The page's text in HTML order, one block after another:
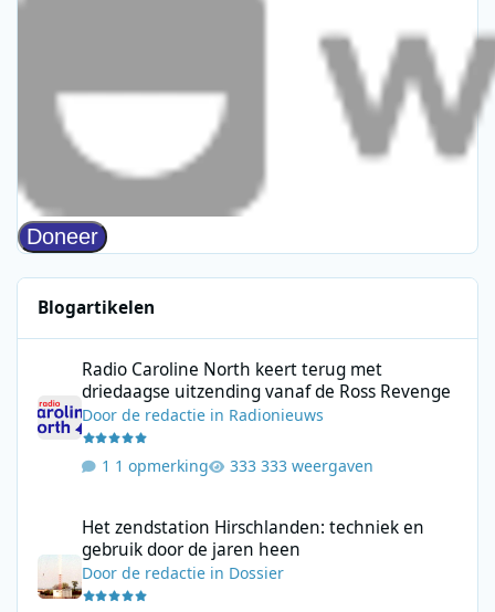
Blogartikelen
Radio Caroline North keert terug met
driedaagse uitzending vanaf de Ross Revenge
Doorde redactie in Radionieuws
1 opmerking 333 weergaven
Het zendstation Hirschlanden: techniek en
gebruik door de jaren heen
Doorde redactie in Dossier